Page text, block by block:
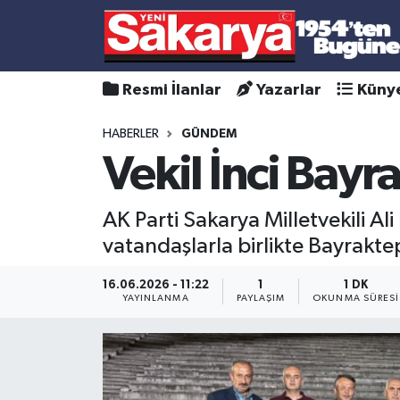
Resmi İlanlar Yazarlar
HABERLER GÜNDEM
Vekil İnci
AK Parti Sakarya Milletvekili
vatandaşlarla birlikte
16.06.2026 - 11:22
YAYINLANMA PAYLAŞIM
1 DK
OKUNMA SÜRESI